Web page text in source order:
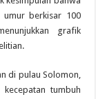
umur berkisar 100
grafik
di pulau Solomon,
tumbuh